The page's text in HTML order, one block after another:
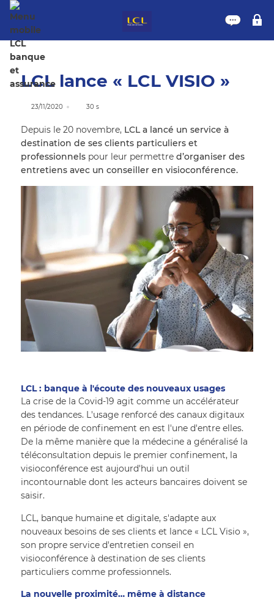
LCL lance « LCL VISIO »
23/11/2020 30 s
Depuis le 20 novembre,LCL a lancé un service à
destination de ses clients particuliers et
professionnels pour leur permettre d’organiser des
entretiens avec un conseiller en visioconférence.
LCL : banque à l'écoute des nouveaux usages
La crise de la Covid-19 agit comme un accélérateur
des tendances. L'usage renforcé des canaux digitaux
en période de confinement en est l'une d'entre elles.
De la même manière que la médecine a généralisé la
téléconsultation depuis le premier confinement, la
visioconférence est aujourd'hui un outil
incontournable dont les acteurs bancaires doivent se
saisir.
LCL, banque humaine et digitale, s'adapte aux
nouveaux besoins de ses clients et lance « LCL Visio »,
son propre service d'entretien conseil en
visioconférence à destination de ses clients
particuliers comme professionnels.
La nouvelle proximité… même à distance